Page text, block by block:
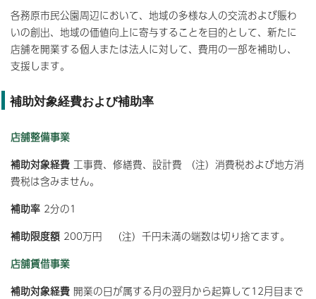
各務原市民公園周辺において、地域の多様な人の交流および賑わ
いの創出、地域の価値向上に寄与することを目的として、新たに
店舗を開業する個人または法人に対して、費用の一部を補助し、
支援します。
補助対象経費および補助率
店舗整備事業
補助対象経費 工事費、修繕費、設計費 （注）消費税および地方消
費税は含みません。
補助率 2分の1
補助限度額 200万円 （注）千円未満の端数は切り捨てます。
店舗賃借事業
補助対象経費 開業の日が属する月の翌月から起算して12月目まで